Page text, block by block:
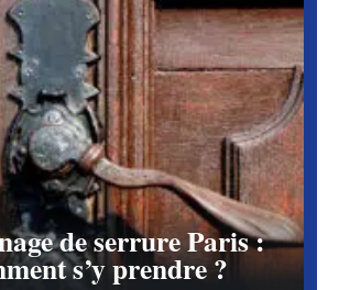
de serrure Paris :
s’y prendre ?